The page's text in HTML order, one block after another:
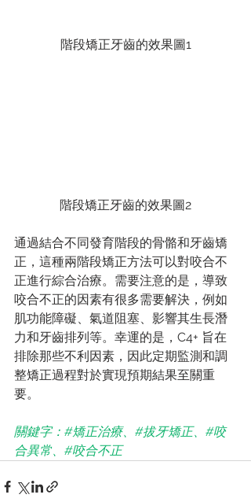
階段矯正牙齒的效果圖1
階段矯正牙齒的效果圖2
通過結合不同發育階段的骨骼和牙齒矯
正，這種兩階段矯正方法可以對咬合不
正進行綜合治療。需要注意的是，導致
咬合不正的因素有很多需要解決，例如
肌功能障礙、氣道阻塞、影響其生長潛
力和牙齒排列等。幸運的是，C4+ 旨在
排除那些不利因素，因此定期監測和調
整矯正過程對於實現預期結果至關重
要。
關鍵字：#矯正治療、#拔牙矯正、#咬
合異常、#咬合不正